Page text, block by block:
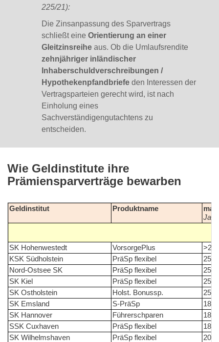
225/21):
Die Zinsanpassung des Sparvertrags
schließt eine Orientierung an einer
Gleitzinsreihe aus. Ob die Umlaufsrendite
zehnjähriger inländischer
Inhaberschuldverschreibungen /
Hypothekenpfandbriefe den Interessen der
Vertragsparteien gerecht wird, ist nach
Einholung eines
Sachverständigengutachtens zu
entscheiden.
Wie Geldinstitute ihre
Prämiensparverträge bewarben
Geldinstitut Produktname
SK Hohenwestedt VorsorgePlus
>25
KSK Südholstein
PräSp flexibel
25
Nord-Ostsee SK
PräSp flexibel
25
SK Kiel
PräSp flexibel
25
SK Ostholstein
Holst. Bonussp.
25
SK Emsland
S-PräSp
18
SK Hannover
Führerschparen
18
SSK Cuxhaven
PräSp flexibel
18
SK Wilhelmshaven
PräSp flexibel
20